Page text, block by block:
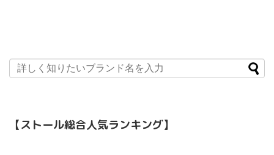
【ストール総合人気ランキング】